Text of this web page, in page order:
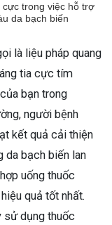
trong việc hỗ trợ
da bạch biến
là liệu pháp quang
tia cực tím
bạn trong
người bệnh
kết quả cải thiện
da bạch biến lan
uống thuốc
quả tốt nhất.
sử dụng thuốc